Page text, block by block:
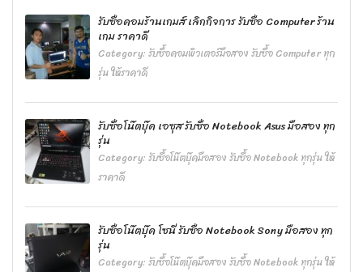
รับซื้อคอมร้านเกมส์ เลิกกิจการ รับซื้อ Computer ร้าน
เกม ราคาดี
Category:รับซื้อคอมพิวเตอร์มือสอง รับซื้อ Computer ทุก
รุ่น ให้ราคาดี
รับซื้อโน๊ตบุ๊ค เอซุส รับซื้อ Notebook Asus มือสอง ทุก
รุ่น
Category:รับซื้อโน๊ตบุ๊คมือสอง รับซื้อ Notebook ทุกรุ่น ให้
ราคาดี
รับซื้อโน๊ตบุ๊ค โซนี่ รับซื้อ Notebook Sony มือสอง ทุก
รุ่น
Category:รับซื้อโน๊ตบุ๊คมือสอง รับซื้อ Notebook ทุกรุ่น ให้